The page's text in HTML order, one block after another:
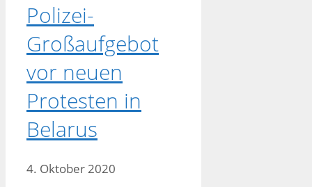
Polizei-
Großaufgebot
vor neuen
Protesten in
Belarus
4. Oktober 2020